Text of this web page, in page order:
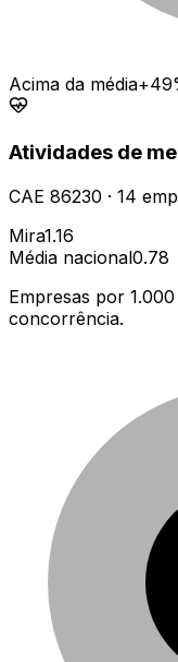
Acima da média
Atividades de
CAE 86230 · 14
Mira1.16
Média nacional0.78
Empresas por
concorrência.